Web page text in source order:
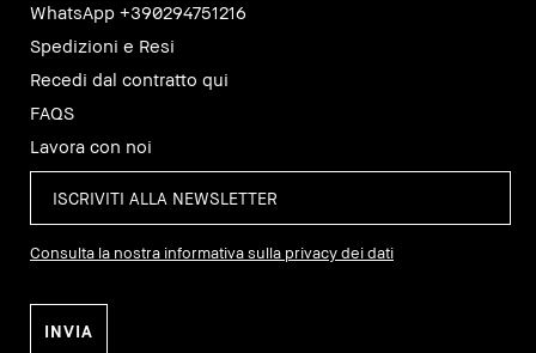
WhatsApp +390294751216
Spedizioni e Resi
Recedi dal contratto qui
FAQS
Lavora con noi
Consulta la nostra informativa sulla privacy dei dati